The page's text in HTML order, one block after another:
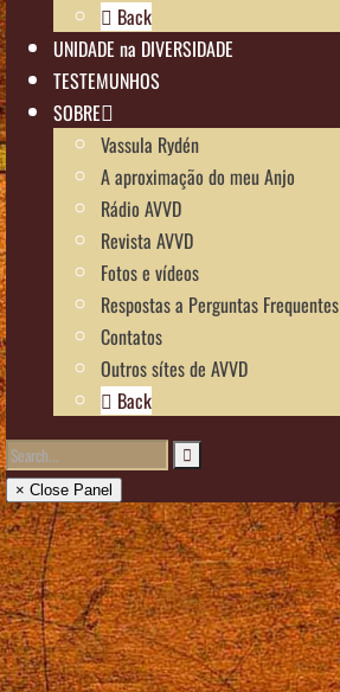
Back
UNIDADE na DIVERSIDADE
TESTEMUNHOS
SOBRE
Vassula Rydén
A aproximação do meu Anjo
Rádio AVVD
Revista AVVD
Fotos e vídeos
Respostas a Perguntas Frequentes
Contatos
Outros sítes de AVVD
Back
× Close Panel